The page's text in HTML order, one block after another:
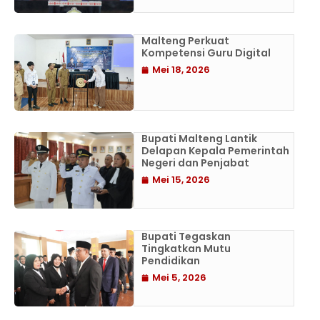
Malteng Perkuat
Kompetensi Guru Digital
Mei 18, 2026
Bupati Malteng Lantik
Delapan Kepala Pemerintah
Negeri dan Penjabat
Mei 15, 2026
Bupati Tegaskan
Tingkatkan Mutu
Pendidikan
Mei 5, 2026